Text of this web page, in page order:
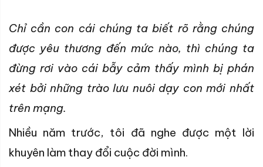
Chỉ cần con cái chúng ta biết rõ rằng chúng
được yêu thương đến mức nào, thì chúng ta
đừng rơi vào cái bẫy cảm thấy mình bị phán
xét bởi những trào lưu nuôi dạy con mới nhất
trên mạng.
Nhiều năm trước, tôi đã nghe được một lời
khuyên làm thay đổi cuộc đời mình.